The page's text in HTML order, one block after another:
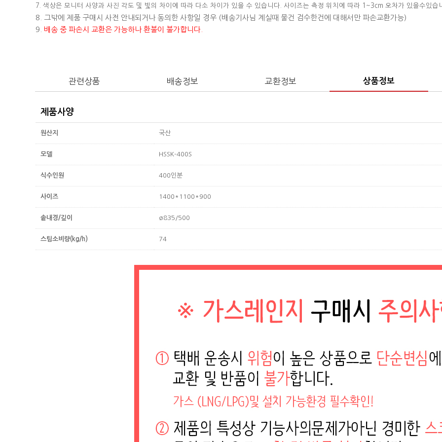
7. 색상은 모니터 사양과 사진 각도 및 빛의 차이에 따라 다소 차이가 있을 수 있습니다. 사이즈는 측정 위치에 따라 1~3cm 오차가 있을수있습
8. 그밖에 제품 구매시 사전 안내되거나 동의한 사항일 경우 (배송기사님 계실때 물건 검수한건에 대해서만 파손교환가능)
9. 배송 중 파손시 교환은 가능하나 환불이 불가합니다.
관련상품 배송정보 교환정보 상품정보
제품사양
원산지 국산
모델 HSSK-400S
식수인원 400인분
사이즈 1400*1100*900
솥내경/깊이 ø835/500
스팀소비량(kg/h) 74